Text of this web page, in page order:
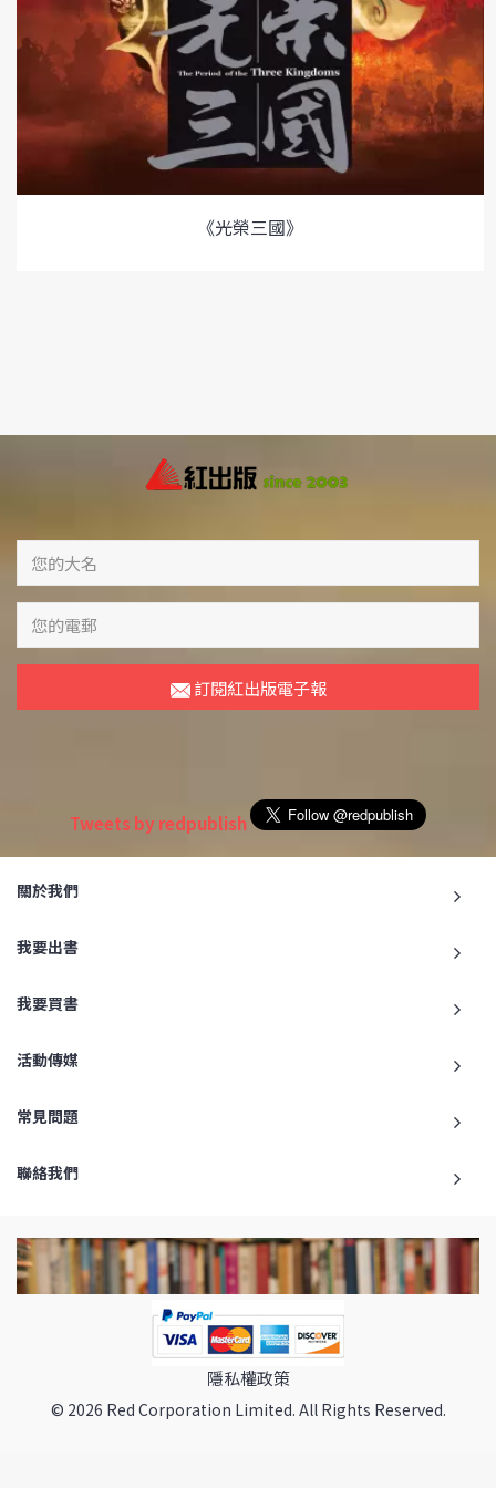
《光榮三國》
訂閱紅出版電子報
Tweets by redpublish
關於我們
我要出書
我要買書
活動傳媒
常見問題
聯絡我們
隱私權政策
© 2026 Red Corporation Limited. All Rights Reserved.